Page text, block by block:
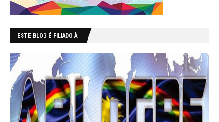
ESTE BLOG É FILIADO À